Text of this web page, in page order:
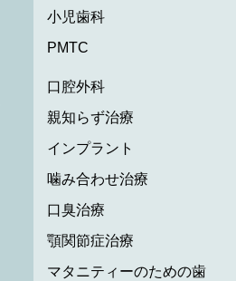
小児歯科
PMTC
口腔外科
親知らず治療
インプラント
噛み合わせ治療
口臭治療
顎関節症治療
マタニティーのための歯